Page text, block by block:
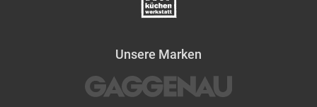
Unsere Marken